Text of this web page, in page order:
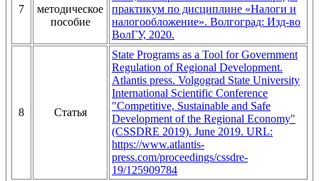
7
методическое
пособие
практикум по дисциплине «Налоги и
налогообложение». Волгоград: Изд-во
ВолГУ, 2020.
8 Статья
State Programs as a Tool for Government
Regulation of Regional Development.
Atlantis press. Volgograd State University
International Scientific Conference
"Competitive, Sustainable and Safe
Development of the Regional Economy"
(CSSDRE 2019). June 2019. URL:
https://www.atlantis-
press.com/proceedings/cssdre-
19/125909784